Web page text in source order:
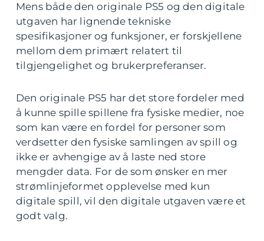
Mens både den originale PS5 og den digitale
utgaven har lignende tekniske
spesifikasjoner og funksjoner, er forskjellene
mellom dem primært relatert til
tilgjengelighet og brukerpreferanser.
Den originale PS5 har det store fordeler med
å kunne spille spillene fra fysiske medier, noe
som kan være en fordel for personer som
verdsetter den fysiske samlingen av spill og
ikke er avhengige av å laste ned store
mengder data. For de som ønsker en mer
strømlinjeformet opplevelse med kun
digitale spill, vil den digitale utgaven være et
godt valg.